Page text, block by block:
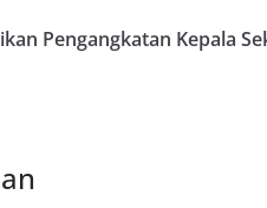
Pengangkatan Kepala